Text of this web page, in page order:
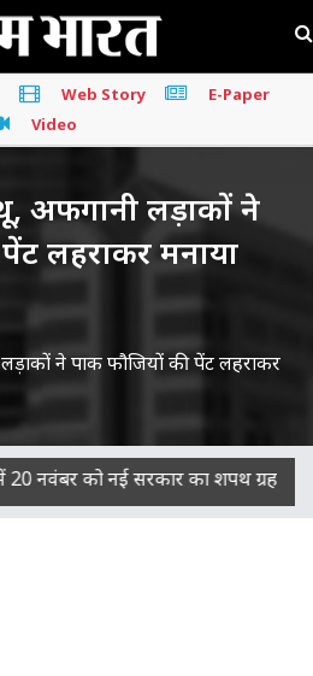
Web Story
E-Paper
Video
अफगानी लड़ाकों ने
लहराकर मनाया
ने पाक फौजियों की पेंट लहराकर
को नई सरकार का शपथ ग्रहण, JDU-